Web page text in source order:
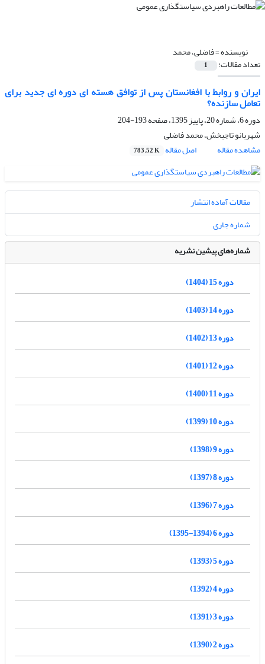
نویسنده =فاضلی، محمد
تعداد مقالات: 1
ایران و روابط با افغانستان پس از توافق هسته ای دوره ای جدید برای
تعامل سازنده؟
دوره 6، شماره 20، پاییز 1395، صفحه
193-204
شهربانو تاجبخش، محمد فاضلی
مشاهده مقاله
اصل مقاله 783.52 K
مقالات آماده انتشار
شماره جاری
شماره‌های پیشین نشریه
دوره 15 (1404)
دوره 14 (1403)
دوره 13 (1402)
دوره 12 (1401)
دوره 11 (1400)
دوره 10 (1399)
دوره 9 (1398)
دوره 8 (1397)
دوره 7 (1396)
دوره 6 (1394-1395)
دوره 5 (1393)
دوره 4 (1392)
دوره 3 (1391)
دوره 2 (1390)